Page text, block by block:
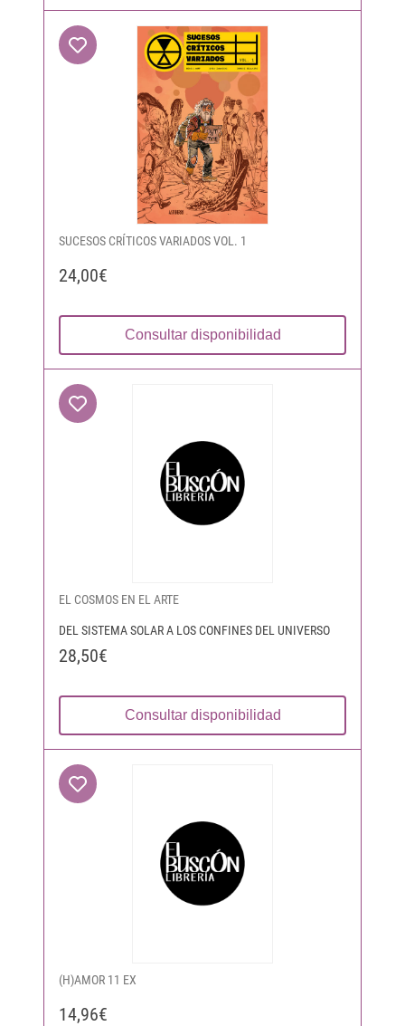
SUCESOS CRÍTICOS VARIADOS VOL. 1
24,00€
Consultar disponibilidad
EL COSMOS EN EL ARTE
DEL SISTEMA SOLAR A LOS CONFINES DEL UNIVERSO
28,50€
Consultar disponibilidad
(H)AMOR 11 EX
14,96€